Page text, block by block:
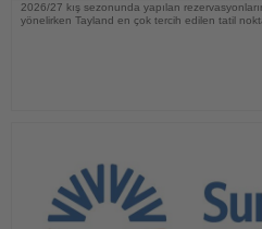
2026/27 kış sezonunda yapılan
yönelirken Tayland en çok tercih edilen tatil